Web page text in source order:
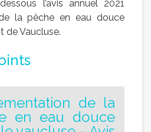
l’avis annuel 2021
la pêche en eau douce
de Vaucluse.
de la
en eau douce